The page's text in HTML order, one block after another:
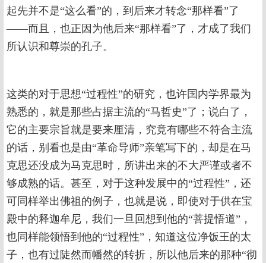
起先并不是“这么看”的，到后来才转念“那样看”了
——而且，也正因为他后来“那样看”了，才成了我们
所认识和尊崇的孔子。
这类的对于思想“过程性”的研究，也许国内学界最为
熟悉的，就是那些占据主流的“马哲史”了；说白了，
它的主要宗旨就是要来厘清，究竟有哪些不符合主流
的话，别看也是由“革命导师”亲笔写下的，却是在马
克思还没成为马克思时，所讲出来的不大严谨或者不
够成熟的话。甚至，对于这种发展中的“过程性”，还
可同样举出佛祖的例子，也就是说，即使对于供在宝
殿中的释迦牟尼，我们一旦回想到他的“菩提悟道”，
也同样能领悟到他的“过程性”，知道这位净饭王的太
子，也有过陡然而幡然的转折，所以他后来的那种“彻